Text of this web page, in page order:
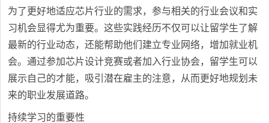
为了更好地适应芯片行业的需求，参与相关的行业会议和实
习机会显得尤为重要。这些实践经历不仅可以让留学生了解
最新的行业动态，还能帮助他们建立专业网络，增加就业机
会。通过参加芯片设计竞赛或者加入行业协会，留学生可以
展示自己的才能，吸引潜在雇主的注意，从而更好地规划未
来的职业发展道路。
持续学习的重要性